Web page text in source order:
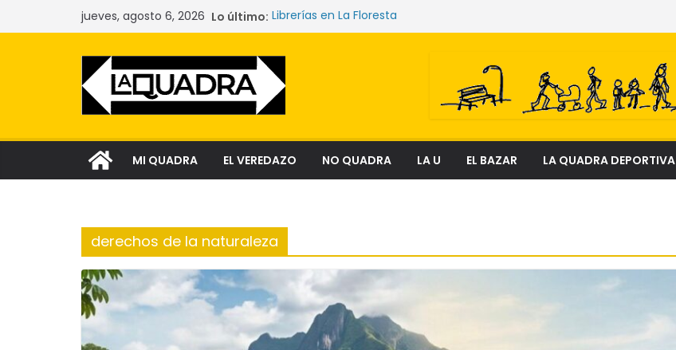
al
jueves, agosto 6, 2026 Lo último: Librerías en La Floresta
Las mujeres que sostienen los mercados de Quito
Narcocultura: el fenómeno que transforma el delito en
aspiración social
Tecnología y lectura
MI QUADRA EL VEREDAZO NO QUADRA LA U EL BAZAR LA QUADRA DEPORTIVA
derechos de la naturaleza